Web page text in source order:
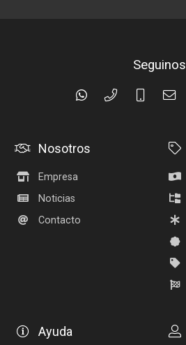
Seguinos
Nosotros
Empresa
Noticias
Contacto
Ayuda